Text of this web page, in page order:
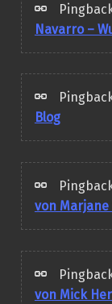
Navarro –
Blog
von Marjane
von Mick